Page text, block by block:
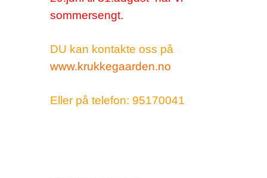
sommersengt.
DU kan kontakte oss på
www.krukkegaarden.no
Eller på telefon: 95170041